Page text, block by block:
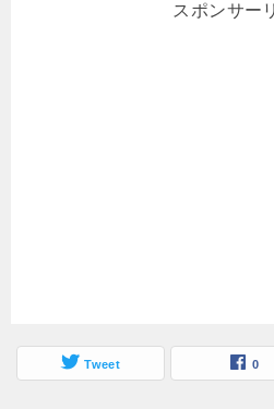
スポンサー
Tweet 0